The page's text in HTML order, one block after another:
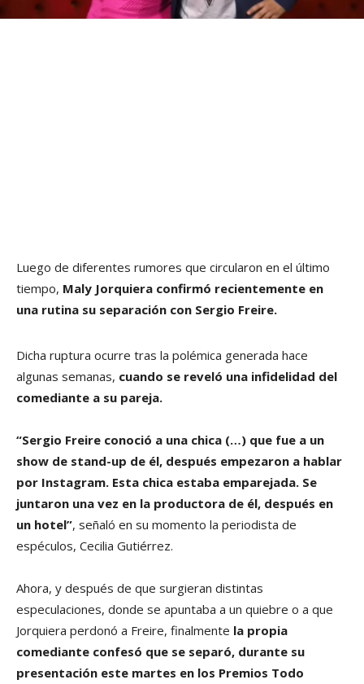
Luego de diferentes rumores que circularon en el último
tiempo, Maly Jorquiera confirmó recientemente en
una rutina su separación con Sergio Freire.
Dicha ruptura ocurre tras la polémica generada hace
algunas semanas, cuando se reveló una infidelidad del
comediante a su pareja.
“Sergio Freire conoció a una chica (…) que fue a un
show de stand-up de él, después empezaron a hablar
por Instagram. Esta chica estaba emparejada. Se
juntaron una vez en la productora de él, después en
un hotel”, señaló en su momento la periodista de
espéculos, Cecilia Gutiérrez.
Ahora, y después de que surgieran distintas
especulaciones, donde se apuntaba a un quiebre o a que
Jorquiera perdonó a Freire, finalmente la propia
comediante confesó que se separó, durante su
presentación este martes en los Premios Todo